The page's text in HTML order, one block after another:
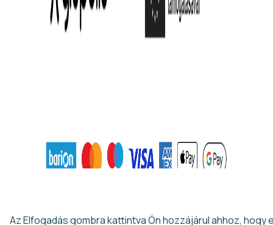
Az Elfogadás gombra kattintva Ön hozzájárul ahhoz, hogy